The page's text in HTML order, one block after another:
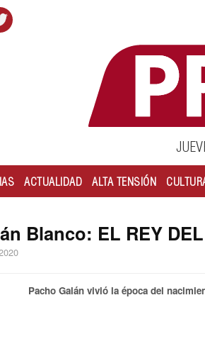
ACTUALIDAD ALTA TENSIÓN
Blanco: EL REY
Pacho Galán vivió la época del